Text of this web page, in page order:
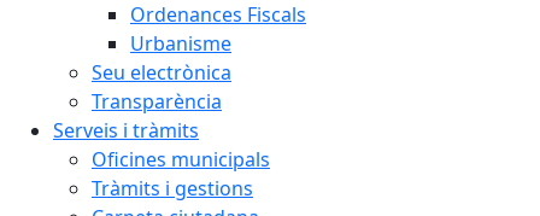
Ordenances Fiscals
Urbanisme
Seu electrònica
Transparència
Serveis i tràmits
Oficines municipals
Tràmits i gestions